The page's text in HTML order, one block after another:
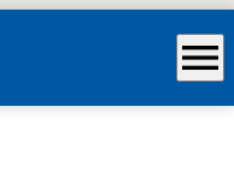
menu